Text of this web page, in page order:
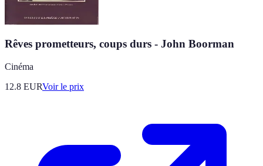
Rêves prometteurs, coups durs - John Boorman
Cinéma
12.8 EURVoir le prix